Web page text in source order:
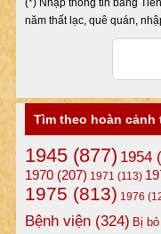
(*) Nhập thông tin bằng
năm thất lạc, quê quán,
Tìm theo hoàn cảnh
1945(877) 1954
1970(207) 1971 (113)
1975 (813) 1976
Bệnh viện(324) Bị